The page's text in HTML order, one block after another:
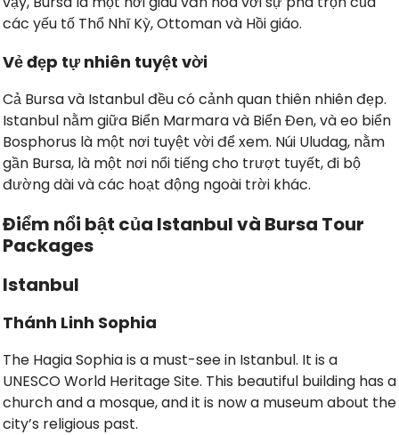
các yếu tố Thổ Nhĩ Kỳ, Ottoman và Hồi giáo.
Vẻ đẹp tự nhiên tuyệt vời
Cả Bursa và Istanbul đều có cảnh quan thiên nhiên đẹp.
Istanbul nằm giữa Biển Marmara và Biển Đen, và eo biển
Bosphorus là một nơi tuyệt vời để xem. Núi Uludag, nằm
gần Bursa, là một nơi nổi tiếng cho trượt tuyết, đi bộ
đường dài và các hoạt động ngoài trời khác.
Điểm nổi bật của Istanbul và Bursa Tour
Packages
Istanbul
Thánh Linh Sophia
The Hagia Sophia is a must-see in Istanbul. It is a
UNESCO World Heritage Site. This beautiful building has a
church and a mosque, and it is now a museum about the
city’s religious past.